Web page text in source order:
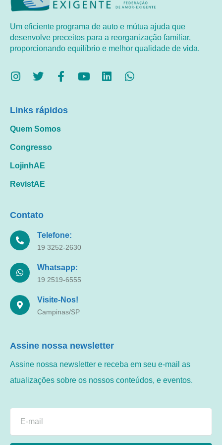
Um eficiente programa de auto e mútua ajuda que
desenvolve preceitos para a reorganização familiar,
proporcionando equilíbrio e melhor qualidade de vida.
Links rápidos
Quem Somos
Congresso
LojinhAE
RevistAE
Contato
Telefone:
19 3252-2630
Whatsapp:
19 2519-6555
Visite-Nos!
Campinas/SP
Assine nossa newsletter
Assine nossa newsletter e receba em seu e-mail as
atualizações sobre os nossos conteúdos, e eventos.